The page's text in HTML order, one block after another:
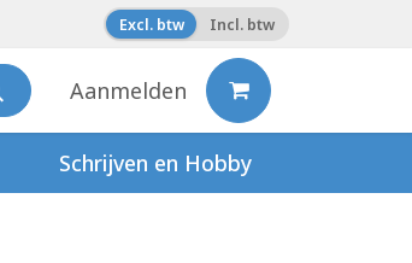
Excl. btw Incl. btw
Aanmelden
Schrijven en Hobby